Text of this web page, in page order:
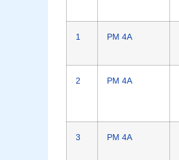
1 PM 4A
2 PM 4A
3 PM 4A